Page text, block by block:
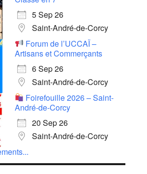
5 Sep 26
Saint-André-de-Corcy
Forum de l’UCCAÏ –
Artisans et Commerçants
6 Sep 26
Saint-André-de-Corcy
Foirefouille 2026 – Saint-
André-de-Corcy
20 Sep 26
Saint-André-de-Corcy